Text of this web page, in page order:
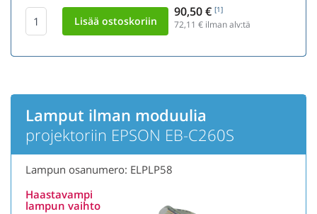
90,50 € [1]
72,11 € ilman alv:tä
Lamput ilman moduulia
projektoriin EPSON EB-C260S
Lampun osanumero: ELPLP58
Haastavampi
lampun vaihto